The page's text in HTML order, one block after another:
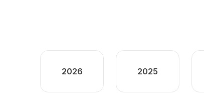
2026 2025